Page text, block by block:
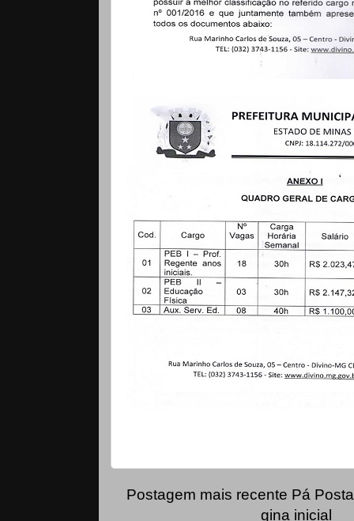
Postagem mais recente Pá
gina inicial